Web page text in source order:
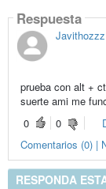
Respuesta
Javithozzz
prueba con alt +
suerte ami me
0
0
Comentarios (0) |
RESPONDA